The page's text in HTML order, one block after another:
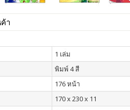
า
1 เล่ม
พิมพ์ 4 สี
176 หน้า
170 x 230 x 11